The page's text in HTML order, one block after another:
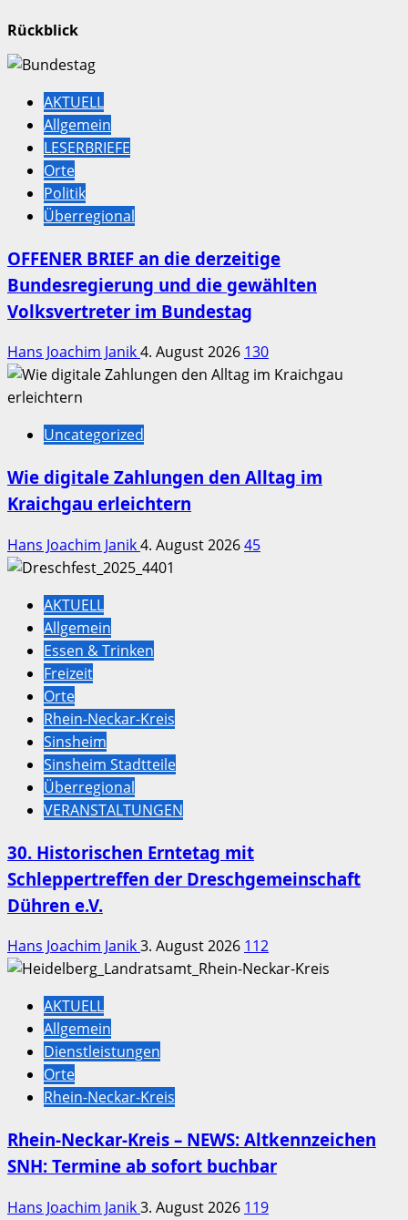
Rückblick
AKTUELL
Allgemein
LESERBRIEFE
Orte
Politik
Überregional
OFFENER BRIEF an die derzeitige
Bundesregierung und die gewählten
Volksvertreter im Bundestag
Hans Joachim Janik4. August 2026 130
Uncategorized
Wie digitale Zahlungen den Alltag im
Kraichgau erleichtern
Hans Joachim Janik4. August 202645
AKTUELL
Allgemein
Essen & Trinken
Freizeit
Orte
Rhein-Neckar-Kreis
Sinsheim
Sinsheim Stadtteile
Überregional
VERANSTALTUNGEN
30. Historischen Erntetag mit
Schleppertreffen der Dreschgemeinschaft
Dühren e.V.
Hans Joachim Janik3. August 2026 112
AKTUELL
Allgemein
Dienstleistungen
Orte
Rhein-Neckar-Kreis
Rhein-Neckar-Kreis – NEWS: Altkennzeichen
SNH: Termine ab sofort buchbar
Hans Joachim Janik3. August 2026 119